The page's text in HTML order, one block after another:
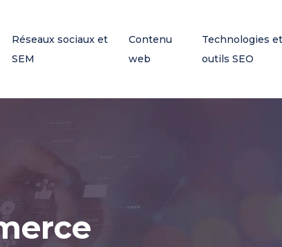
Réseaux sociaux et
SEM
Contenu
web
Technologies et
outils SEO